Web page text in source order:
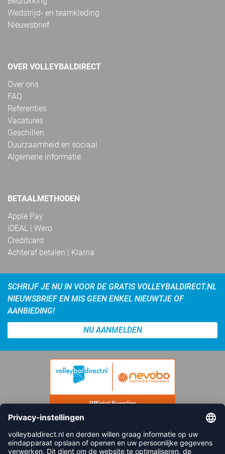
Wedstrijd- en teamkleding
Nieuwsbrief
OVER VOLLEYBALDIRECT
Over ons
FAQ
Referenties
Vacatures
Geschillen
Duurzaamheid en sociaal
Algemene informatie
BETAALMETHODEN
Apple Pay
iDEAL | Wero
Creditcard
Achteraf betalen | Klarna
SCHRIJF JE NU IN VOOR DE GRATIS VOLLEYBALDIRECT.NL
NIEUWSBRIEF EN MIS GEEN ENKEL NIEUWTJE OF
AANBIEDING!
NU AANMELDEN